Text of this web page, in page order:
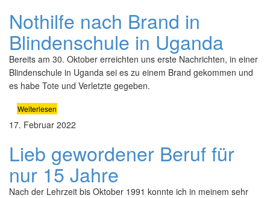
Nothilfe nach Brand in
Blindenschule in Uganda
Bereits am 30. Oktober erreichten uns erste Nachrichten, in einer
Blindenschule in Uganda sei es zu einem Brand gekommen und
es habe Tote und Verletzte gegeben.
Weiterlesen
17. Februar 2022
Lieb gewordener Beruffür
nur 15 Jahre
Nach der Lehrzeit bis Oktober 1991 konnte ich in meinem sehr